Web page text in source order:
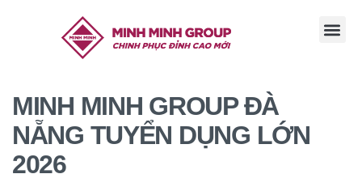
MINH MINH GROUP ĐÀ
NẴNG TUYỂN DỤNG LỚN
2026